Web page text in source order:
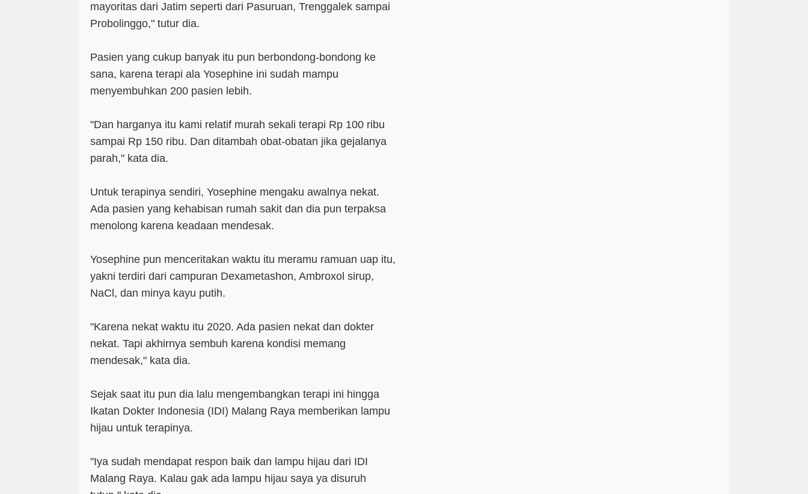
mayoritas dari Jatim seperti dari Pasuruan, Trenggalek sampai
Probolinggo," tutur dia.
Pasien yang cukup banyak itu pun berbondong-bondong ke
sana, karena terapi ala Yosephine ini sudah mampu
menyembuhkan 200 pasien lebih.
"Dan harganya itu kami relatif murah sekali terapi Rp 100 ribu
sampai Rp 150 ribu. Dan ditambah obat-obatan jika gejalanya
parah," kata dia.
Untuk terapinya sendiri, Yosephine mengaku awalnya nekat.
Ada pasien yang kehabisan rumah sakit dan dia pun terpaksa
menolong karena keadaan mendesak.
Yosephine pun menceritakan waktu itu meramu ramuan uap itu,
yakni terdiri dari campuran Dexametashon, Ambroxol sirup,
NaCl, dan minya kayu putih.
"Karena nekat waktu itu 2020. Ada pasien nekat dan dokter
nekat. Tapi akhirnya sembuh karena kondisi memang
mendesak," kata dia.
Sejak saat itu pun dia lalu mengembangkan terapi ini hingga
Ikatan Dokter Indonesia (IDI) Malang Raya memberikan lampu
hijau untuk terapinya.
"Iya sudah mendapat respon baik dan lampu hijau dari IDI
Malang Raya. Kalau gak ada lampu hijau saya ya disuruh